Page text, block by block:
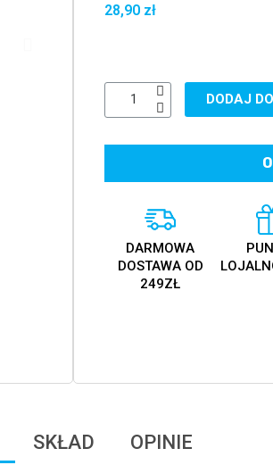
28,90 zł
DODAJ
DARMOWA
DOSTAWA OD
249ZŁ
SKŁAD OPINIE